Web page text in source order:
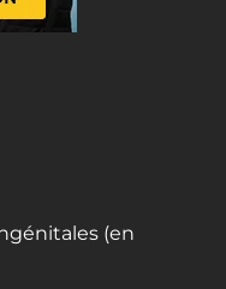
(en